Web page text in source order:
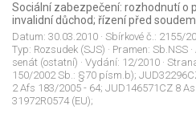
Sociální zabezpečení: rozhodnutí o
invalidní důchod; řízení před
Datum: 30.03.2010 · Sbírkové č.: 2155/
Typ: Rozsudek (SJS) · Pramen: Sb.NSS
senát (ostatní) · Vydání: 12/2010 ·
150/2002 Sb.: §70 písm.b);
2 Afs 183/2005 - 64; JUD146571CZ 8
31972R0574 (EU);